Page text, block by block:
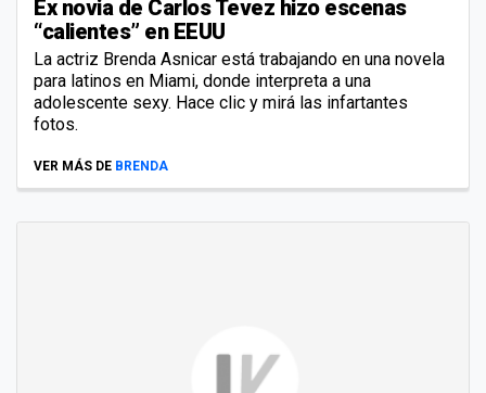
Ex novia de Carlos Tevez hizo escenas
“calientes” en EEUU
La actriz Brenda Asnicar está trabajando en una novela
para latinos en Miami, donde interpreta a una
adolescente sexy. Hace clic y mirá las infartantes
fotos.
VER MÁS DE BRENDA